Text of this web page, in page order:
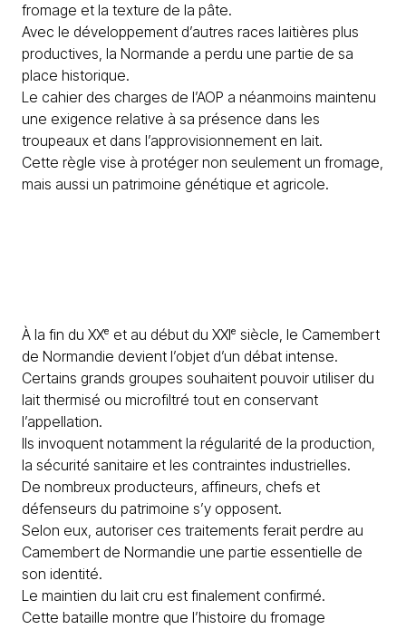
fromage et la texture de la pâte.
Avec le développement d’autres races laitières plus
productives, la Normande a perdu une partie de sa
place historique.
Le cahier des charges de l’AOP a néanmoins maintenu
une exigence relative à sa présence dans les
troupeaux et dans l’approvisionnement en lait.
Cette règle vise à protéger non seulement un fromage,
mais aussi un patrimoine génétique et agricole.
À la fin du XXᵉ et au début du XXIᵉ siècle, le Camembert
de Normandie devient l’objet d’un débat intense.
Certains grands groupes souhaitent pouvoir utiliser du
lait thermisé ou microfiltré tout en conservant
l’appellation.
Ils invoquent notamment la régularité de la production,
la sécurité sanitaire et les contraintes industrielles.
De nombreux producteurs, affineurs, chefs et
défenseurs du patrimoine s’y opposent.
Selon eux, autoriser ces traitements ferait perdre au
Camembert de Normandie une partie essentielle de
son identité.
Le maintien du lait cru est finalement confirmé.
Cette bataille montre que l’histoire du fromage